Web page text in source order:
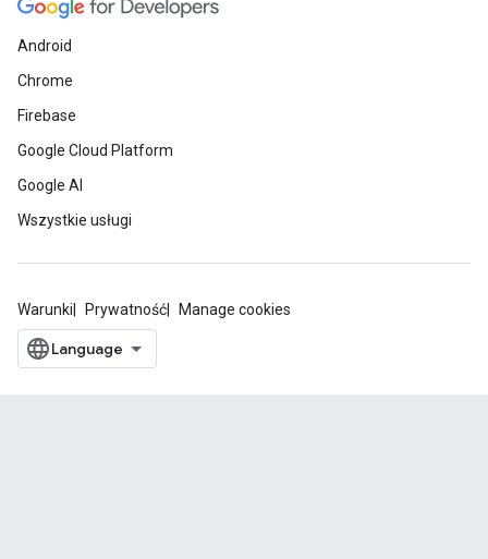
Android
Chrome
Firebase
Google Cloud Platform
Google AI
Wszystkie usługi
Warunki Prywatność Manage cookies